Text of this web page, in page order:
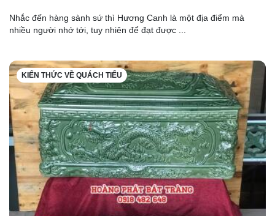
Nhắc đến hàng sành sứ thì Hương Canh là một địa điểm mà
nhiều người nhớ tới, tuy nhiên để đạt được ...
KIẾN THỨC VỀ QUÁCH TIỂU